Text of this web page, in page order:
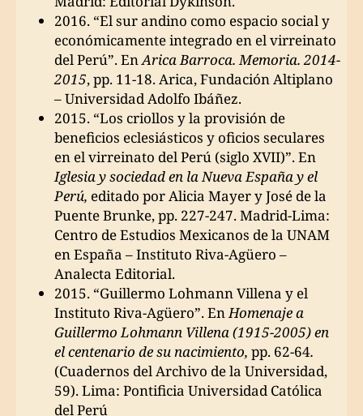
2016. “El sur andino como espacio social y
económicamente integrado en el virreinato
del Perú”. EnArica Barroca. Memoria. 2014-
2015, pp. 11-18. Arica, Fundación Altiplano
– Universidad Adolfo Ibáñez.
2015. “Los criollos y la provisión de
beneficios eclesiásticos y oficios seculares
en el virreinato del Perú (siglo XVII)”. En
Iglesia y sociedad en la Nueva España y el
Perú, editado por Alicia Mayer y José de la
Puente Brunke, pp. 227-247. Madrid-Lima:
Centro de Estudios Mexicanos de la UNAM
en España – Instituto Riva-Agüero –
Analecta Editorial.
2015. “Guillermo Lohmann Villena y el
Instituto Riva-Agüero”. EnHomenaje a
Guillermo Lohmann Villena (1915-2005) en
el centenario de su nacimiento, pp. 62-64.
(Cuadernos del Archivo de la Universidad,
59). Lima: Pontificia Universidad Católica
del Perú